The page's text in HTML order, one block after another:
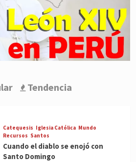
Tendencia
Catequesis Iglesia Católica Mundo
Recursos Santos
Cuando el diablo se enojó con
Santo Domingo